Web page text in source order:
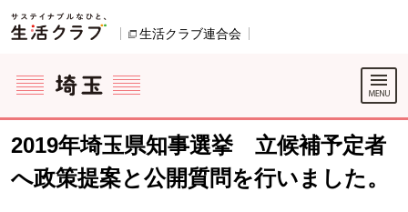
ページの先頭です。
生活クラブ連合会
ここからサイト内共通メニューです。
サイト内共通メニューをスキップする
サイト内共通メニューここまで。
2019年埼玉県知事選挙 立候補予定者
へ政策提案と公開質問を行いました。